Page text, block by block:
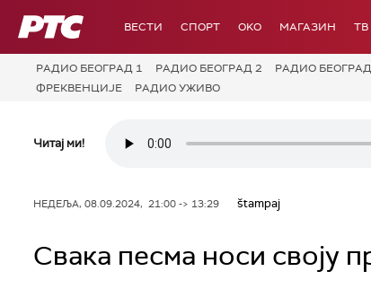
РТС ВЕСТИ СПОРТ OKO МАГАЗИН ТВ
РАДИО БЕОГРАД 1 РАДИО БЕОГРАД 2 РАДИО
ФРЕКВЕНЦИЈЕ
РАДИО УЖИВО
Читај ми!
НЕДЕЉА, 08.09.2024, 21:00 -> 13:29 štampaj
Свака песма носи своју